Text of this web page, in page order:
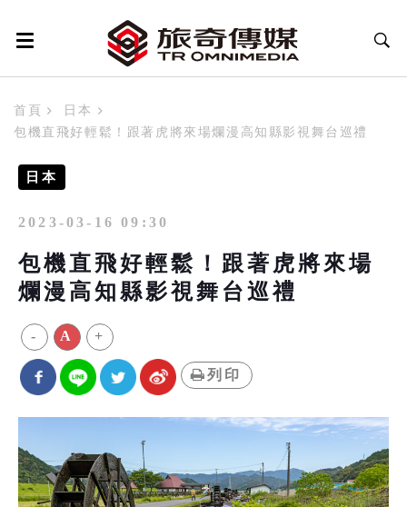
首頁
日本
包機直飛好輕鬆！跟著虎將來場爛漫高知縣影視舞台巡禮
日本
2023-03-16 09:30
包機直飛好輕鬆！跟著虎將來場
爛漫高知縣影視舞台巡禮
- A +
列印